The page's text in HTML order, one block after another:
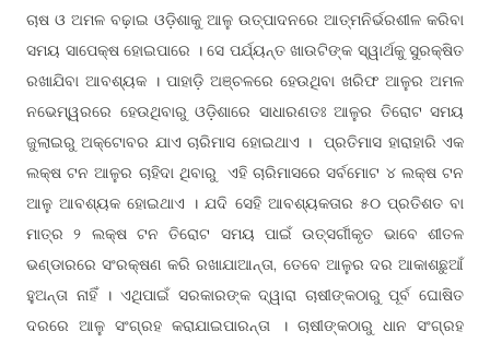
ଚାଷ ଓ ଅମଳ ବଢ଼ାଇ ଓଡ଼ିଶାକୁ ଆଳୁ ଉତ୍ପାଦନରେ ଆତ୍ମନିର୍ଭରଶୀଳ କରିବା
ସମୟ ସାପେକ୍ଷ ହୋଇପାରେ । ସେ ପର୍ଯ୍ୟନ୍ତ ଖାଉଟିଙ୍କ ସ୍ୱାର୍ଥକୁ ସୁରକ୍ଷିତ
ରଖାଯିବା ଆବଶ୍ୟକ । ପାହାଡ଼ି ଅଞ୍ଚଳରେ ହେଉଥିବା ଖରିଫ ଆଳୁର ଅମଳ
ନଭେମ୍ୱରରେ ହେଉଥିବାରୁ ଓଡ଼ିଶାରେ ସାଧାରଣତଃ ଆଳୁର ତିରୋଟ ସମୟ
ଜୁଲାଇରୁ ଅକ୍ଟୋବର ଯାଏ ଚାରିମାସ ହୋଇଥାଏ । ପ୍ରତିମାସ ହାରାହାରି ଏକ
ଲକ୍ଷ ଟନ ଆଳୁର ଚାହିଦା ଥିବାରୁ ଏହି ଚାରିମାସରେ ସର୍ବମୋଟ ୪ ଲକ୍ଷ ଟନ
ଆଳୁ ଆବଶ୍ୟକ ହୋଇଥାଏ । ଯଦି ସେହି ଆବଶ୍ୟକତାର ୫୦ ପ୍ରତିଶତ ବା
ମାତ୍ର ୨ ଲକ୍ଷ ଟନ ତିରୋଟ ସମୟ ପାଇଁ ଉତ୍ସର୍ଗୀକୃତ ଭାବେ ଶୀତଳ
ଭଣ୍ଡାରରେ ସଂରକ୍ଷଣ କରି ରଖାଯାଆନ୍ତା, ତେବେ ଆଳୁର ଦର ଆକାଶଛୁଆଁ
ହୁଅନ୍ତା ନାହିଁ । ଏଥିପାଇଁ ସରକାରଙ୍କ ଦ୍ୱାରା ଚାଷୀଙ୍କଠାରୁ ପୂର୍ବ ଘୋଷିତ
ଦରରେ ଆଳୁ ସଂଗ୍ରହ କରାଯାଇପାରନ୍ତା । ଚାଷୀଙ୍କଠାରୁ ଧାନ ସଂଗ୍ରହ